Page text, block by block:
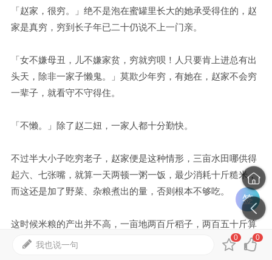
签
「赵家，很穷。」绝不是泡在蜜罐里长大的她承受得住的，赵
家是真穷，穷到长子年已二十仍说不上一门亲。
「女不嫌母丑，儿不嫌家贫，穷就穷呗！人只要肯上进总有出
头天，除非一家子懒鬼。」莫欺少年穷，有她在，赵家不会穷
一辈子，就看守不守得住。
「不懒。」除了赵二妞，一家人都十分勤快。
不过半大小子吃穷老子，赵家便是这种情形，三亩水田哪供得
起六、七张嘴，就算一天两顿一粥一饭，最少消耗十斤糙米，
而这还是加了野菜、杂粮煮出的量，否则根本不够吃。
这时候米粮的产出并不高，一亩地两百斤稻子，两百五十斤算
是高产了，以十税二的粮税再一扣约剩一百六十斤的粮食，赵0
0
我也说一句